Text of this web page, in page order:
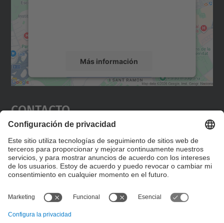
Más información
Aceptar
powered by
Contacto
Editad en la página "Contacto personalizado", que
encontraréis en la raíz de español, vuestros datos
personalizados de contacto.
Formulario de contacto